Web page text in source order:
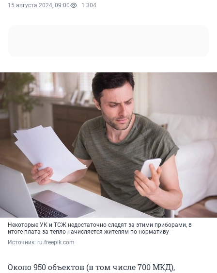
15 августа 2024, 09:00 1 304
Некоторые УК и ТСЖ недостаточно следят за этими приборами, в
итоге плата за тепло начисляется жителям по нормативу
Источник: ru.freepik.com
Около 950 объектов (в том числе 700 МКД),